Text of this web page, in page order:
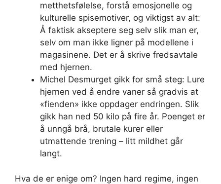
metthetsfølelse, forstå emosjonelle og
kulturelle spisemotiver, og viktigst av alt:
Å faktisk akseptere seg selv slik man er,
selv om man ikke ligner på modellene i
magasinene. Det er å skrive fredsavtale
med hjernen.
Michel Desmurget gikk for små steg: Lure
hjernen ved å endre vaner så gradvis at
«fienden» ikke oppdager endringen. Slik
gikk han ned 50 kilo på fire år. Poenget er
å unngå brå, brutale kurer eller
utmattende trening – litt mildhet går
langt.
Hva de er enige om? Ingen hard regime, ingen